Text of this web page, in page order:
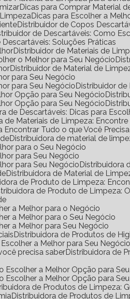
Dicas para Comprar Material
Dicas para Escolher a
Distribuidor de Copos
de Descartáveis: Como
Descartáveis: Soluções Práticas
Distribuidor de Materiais de
o Melhor para Seu Negócio
Distribuidor de Material de
para Seu Negócio
para Seu Negócio
Distribuidor
Opção para Seu Negócio
Opção para Seu Negócio
de Descartáveis: Dicas para
de Materiais de Limpeza:
Encontrar Tudo o que Você Precisa
Distribuidora de material de
para o Seu Negócio
para Seu Negócio
para Seu Negócio
Distribuidora de Material de
de Produto de Limpeza:
de Produto de Limpeza:
a Melhor para o Negócio
a Melhor para o Seu Negócio
a Melhor para Seu Negócio
Distribuidora de Produtos de
a Melhor para Seu Negócio
precisa saber
Distribuidora de
Escolher a Melhor Opção para
Escolher a Melhor Opção para
de Produtos de Limpeza:
Distribuidora de Produtos de